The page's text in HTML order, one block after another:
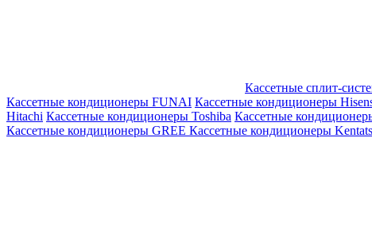
Кассетные сплит-
Кассетные кондиционеры FUNAI Кассетные кондиционеры
Hitachi Кассетные кондиционеры Toshiba Кассетные
Кассетные кондиционеры GREE Кассетные кондиционеры